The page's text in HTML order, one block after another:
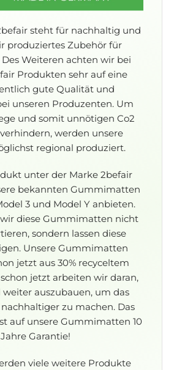
steht für nachhaltig und
produziertes Zubehör für
Weiteren achten wir bei
Produkten sehr auf eine
gute Qualität und
unseren Produzenten. Um
und somit unnötigen Co2
werden unsere
regional produziert.
unter der Marke 2befair
bekannten Gummimatten
3 und Model Y anbieten.
diese Gummimatten nicht
sondern lassen diese
Unsere Gummimatten
jetzt aus 30% recyceltem
jetzt arbeiten wir daran,
weiter auszubauen, um das
zu machen. Das
auf unsere Gummimatten 10
Jahre Garantie!
viele weitere Produkte